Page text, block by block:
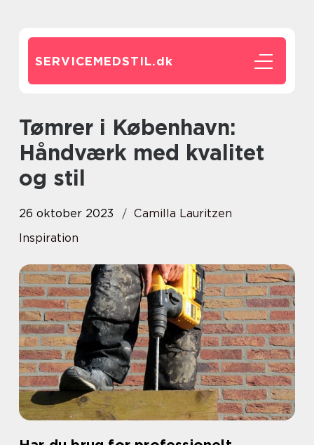
SERVICEMEDSTIL.dk
Tømrer i København:
Håndværk med kvalitet
og stil
26 oktober 2023
Camilla Lauritzen
Inspiration